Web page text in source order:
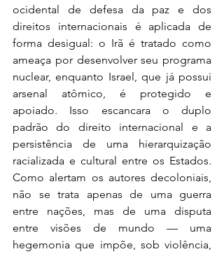
ocidental de defesa da paz e dos
direitos internacionais é aplicada de
forma desigual: o Irã é tratado como
ameaça por desenvolver seu programa
nuclear, enquanto Israel, que já possui
arsenal atômico, é protegido e
apoiado. Isso escancara o duplo
padrão do direito internacional e a
persistência de uma hierarquização
racializada e cultural entre os Estados.
Como alertam os autores decoloniais,
não se trata apenas de uma guerra
entre nações, mas de uma disputa
entre visões de mundo — uma
hegemonia que impõe, sob violência,